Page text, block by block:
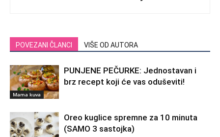
POVEZANI ČLANCI VIŠE OD AUTORA
Mama kuva
PUNJENE PEČURKE: Jednostavan i
brz recept koji će vas oduševiti!
Oreo kuglice spremne za 10 minuta
(SAMO 3 sastojka)